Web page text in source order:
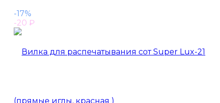
-17%
-20 ₽